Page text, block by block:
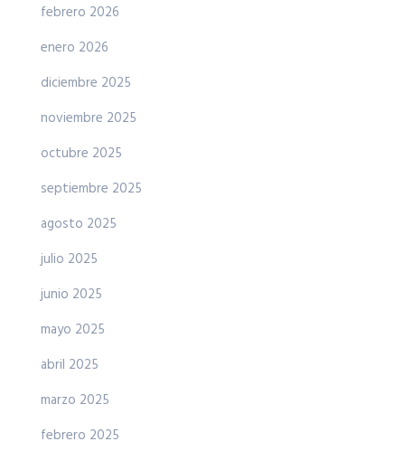
febrero 2026
enero 2026
diciembre 2025
noviembre 2025
octubre 2025
septiembre 2025
agosto 2025
julio 2025
junio 2025
mayo 2025
abril 2025
marzo 2025
febrero 2025